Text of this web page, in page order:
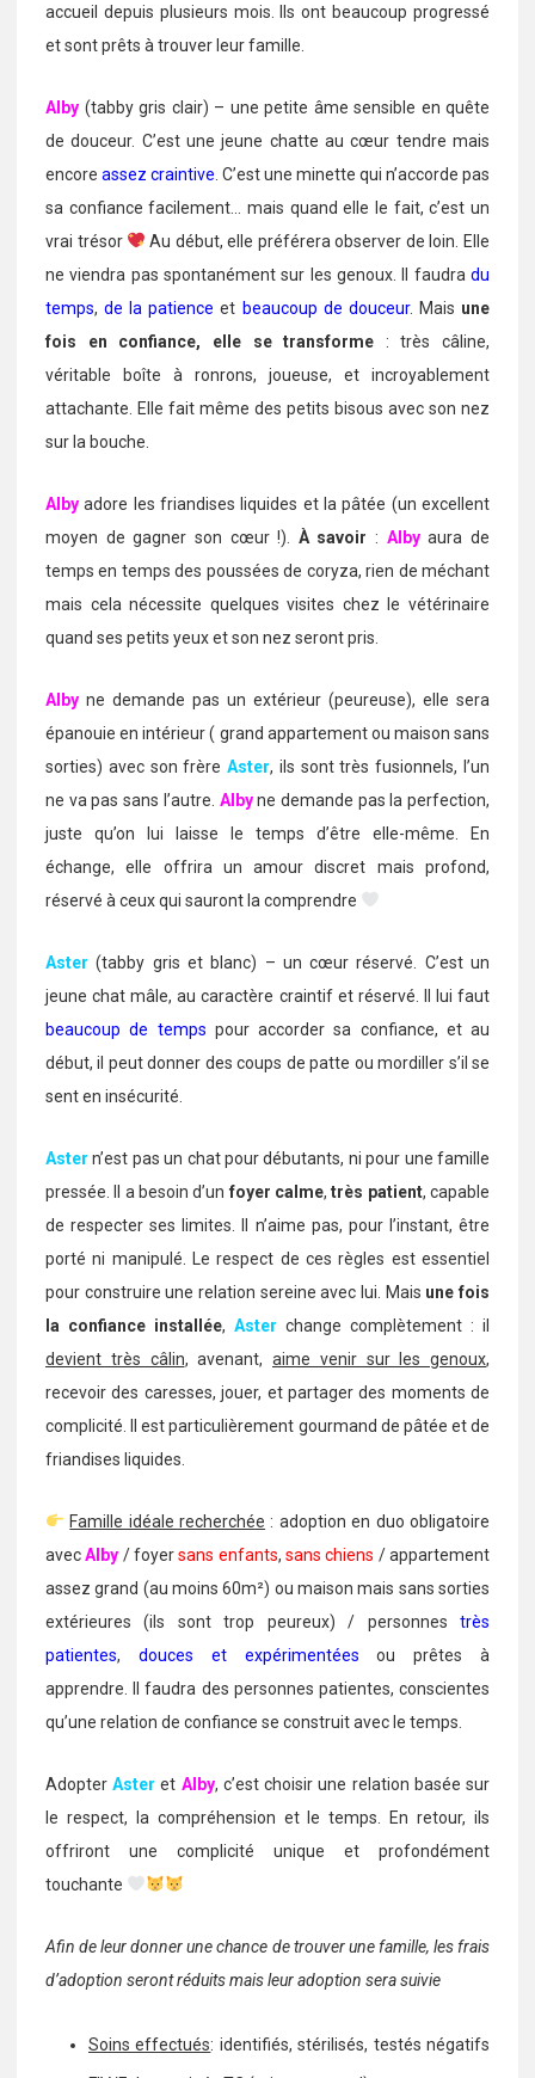
accueil depuis plusieurs mois. Ils ont beaucoup progressé
et sont prêts à trouver leur famille.
Alby (tabby gris clair) – une petite âme sensible en quête
de douceur. C’est une jeune chatte au cœur tendre mais
encore assez craintive . C’est une minette qui n’accorde pas
sa confiance facilement… mais quand elle le fait, c’est un
vrai trésor
Au début, elle préférera observer de loin. Elle
ne viendra pas spontanément sur les genoux. Il faudra du
temps,de la patience et beaucoup de douceur. Mais une
fois en confiance, elle se transforme : très câline,
véritable boîte à ronrons, joueuse, et incroyablement
attachante. Elle fait même des petits bisous avec son nez
sur la bouche.
Alby adore les friandises liquides et la pâtée (un excellent
moyen de gagner son cœur !). À savoir : Albyaura de
temps en temps des poussées de coryza, rien de méchant
mais cela nécessite quelques visites chez le vétérinaire
quand ses petits yeux et son nez seront pris.
Alby ne demande pas un extérieur (peureuse), elle sera
épanouie en intérieur ( grand appartement ou maison sans
sorties) avec son frèreAster, ils sont très fusionnels, l’un
ne va pas sans l’autre. Albyne demande pas la perfection,
juste qu’on lui laisse le temps d’être elle-même. En
échange, elle offrira un amour discret mais profond,
réservé à ceux qui sauront la comprendre
Aster (tabby gris et blanc) – un cœur réservé. C’est un
jeune chat mâle, au caractère craintif et réservé. Il lui faut
beaucoup de temps pour accorder sa confiance, et au
début, il peut donner des coups de patte ou mordiller s’il se
sent en insécurité.
Aster n’est pas un chat pour débutants, ni pour une famille
pressée. Il a besoin d’un foyer calme,très patient, capable
de respecter ses limites. Il n’aime pas, pour l’instant, être
porté ni manipulé. Le respect de ces règles est essentiel
pour construire une relation sereine avec lui. Mais une fois
la confiance installée, Aster change complètement : il
devient très câlin, avenant, aime venir sur les genoux,
recevoir des caresses, jouer, et partager des moments de
complicité. Il est particulièrement gourmand de pâtée et de
friandises liquides.
Famille idéale recherchée : adoption en duo obligatoire
avecAlby / foyersans enfants,sans chiens / appartement
assez grand (au moins 60m²) ou maison mais sans sorties
extérieures (ils sont trop peureux) / personnes très
patientes, douces et expérimentées ou prêtes à
apprendre. Il faudra des personnes patientes, conscientes
qu’une relation de confiance se construit avec le temps.
AdopterAster et Alby, c’est choisir une relation basée sur
le respect, la compréhension et le temps. En retour, ils
offriront une complicité unique et profondément
touchante
Afin de leur donner une chance de trouver une famille, les frais
d’adoption seront réduits mais leur adoption sera suivie
Soins effectués: identifiés, stérilisés, testés négatifs